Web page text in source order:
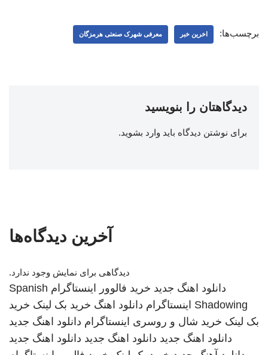
برچسب‌ها: اخرین خبر معرفی شهرک صنعتی هرمزگان
دیدگاهتان را بنویسید
برای نوشتن دیدگاه باید وارد بشوید.
آخرین دیدگاه‌ها
دیدگاهی برای نمایش وجود ندارد.
دانلود اهنگ جدید خرید فالوور اینستاگرام Spanish
Shadowing اینستاگرام دانلود اهنگ خرید بک لینک خرید
بک لینک خرید شال و روسری اینستاگرام دانلود اهنگ جدید
دانلود اهنگ جدید دانلود اهنگ جدید دانلود اهنگ جدید